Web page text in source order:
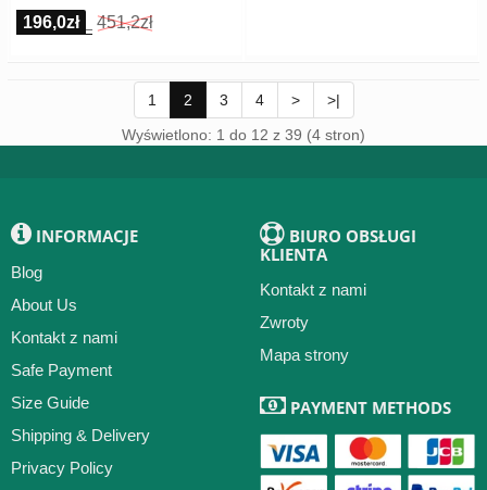
196,0zł 451,2zł
1 2 3 4 >
>|
Wyświetlono: 1 do 12 z 39 (4 stron)
INFORMACJE
Blog
About Us
Kontakt z nami
Safe Payment
Size Guide
Shipping & Delivery
Privacy Policy
BIURO OBSŁUGI
KLIENTA
Kontakt z nami
Zwroty
Mapa strony
PAYMENT METHODS